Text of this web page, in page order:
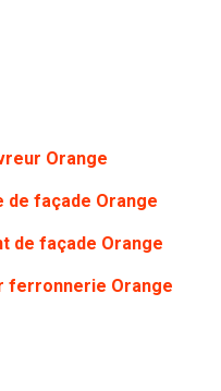
Orange
de façade Orange
de façade Orange
ferronnerie Orange